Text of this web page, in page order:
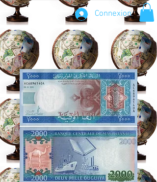
Connexion